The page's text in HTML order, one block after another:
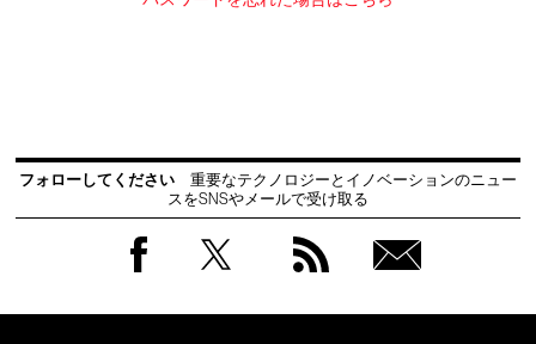
フォローしてください
重要なテクノロジーとイノベーションのニュー
スをSNSやメールで受け取る